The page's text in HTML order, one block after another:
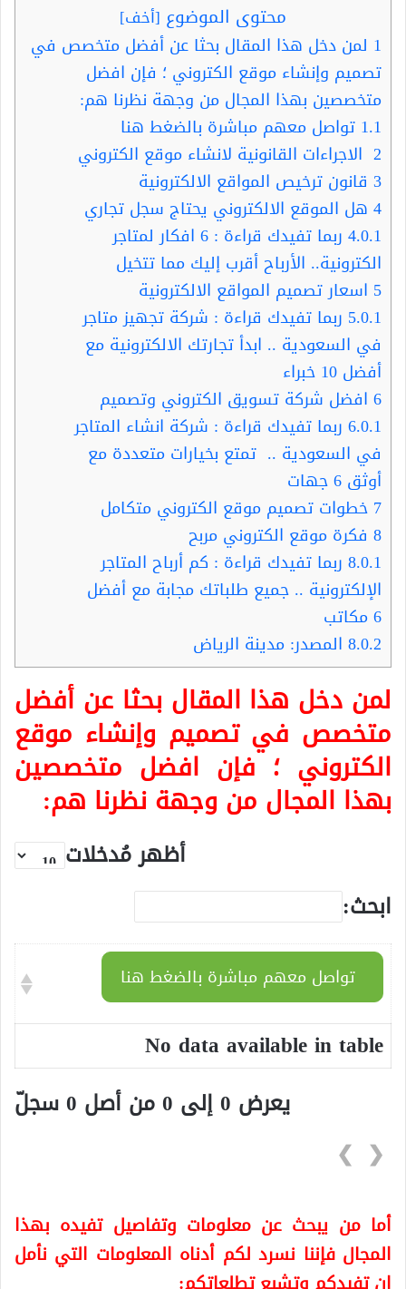
محتوى الموضوع [أخف]
1 لمن دخل هذا المقال بحثا عن أفضل متخصص في
تصميم وإنشاء موقع الكتروني ؛ فإن افضل
متخصصين بهذا المجال من وجهة نظرنا هم:
1.1 تواصل معهم مباشرة بالضغط هنا
2 الاجراءات القانونية لانشاء موقع الكتروني
3 قانون ترخيص المواقع الالكترونية
4 هل الموقع الالكتروني يحتاج سجل تجاري
4.0.1
ربما تفيدك قراءة : 6 افكار لمتاجر
الكترونية.. الأرباح أقرب إليك مما تتخيل
5 اسعار تصميم المواقع الالكترونية
5.0.1 ربما تفيدك قراءة : شركة تجهيز متاجر
في السعودية .. ابدأ تجارتك الالكترونية مع
أفضل 10 خبراء
6 افضل شركة تسويق الكتروني وتصميم
6.0.1 ربما تفيدك قراءة : شركة انشاء المتاجر
في السعودية .. تمتع بخيارات متعددة مع
أوثق 6 جهات
7 خطوات تصميم موقع الكتروني متكامل
8 فكرة موقع الكتروني مربح
8.0.1 ربما تفيدك قراءة : كم أرباح المتاجر
الإلكترونية .. جميع طلباتك مجابة مع أفضل
6 مكاتب
8.0.2 المصدر: مدينة الرياض
لمن دخل هذا المقال بحثا عن أفضل
متخصص في تصميم وإنشاء موقع
الكتروني ؛ فإن افضل متخصصين
بهذا المجال من وجهة نظرنا هم:
أظهر مُدخلات
ابحث:
تواصل معهم مباشرة بالضغط هنا
No data available in table
يعرض 0 إلى 0 من أصل 0 سجلّ
❮
❯
أما من يبحث عن معلومات وتفاصيل تفيده بهذا
المجال فإننا نسرد لكم أدناه المعلومات التي نأمل